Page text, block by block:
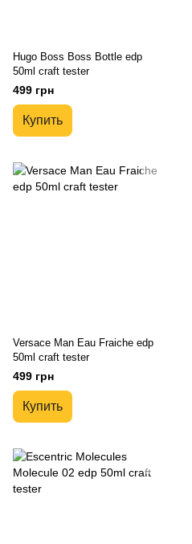
Hugo Boss Boss Bottle edp
50ml craft tester
499 грн
Купить
Versace Man Eau Fraiche edp
50ml craft tester
499 грн
Купить